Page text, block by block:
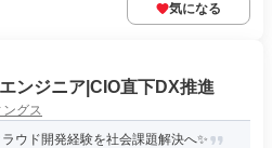
気になる
ンジニア|CIO直下DX推進
グス
ウド開発経験を社会課題解決へ✨